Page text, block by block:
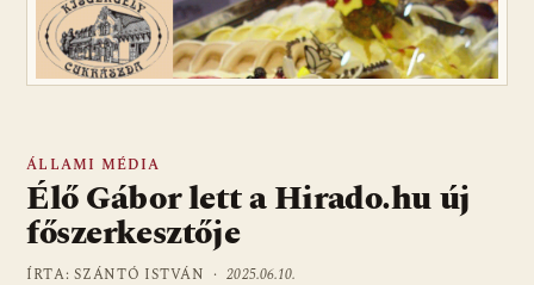
ÁLLAMI MÉDIA
Élő Gábor lett a Hirado.hu új
főszerkesztője
ÍRTA: SZÁNTÓ ISTVÁN ·2025.06.10.